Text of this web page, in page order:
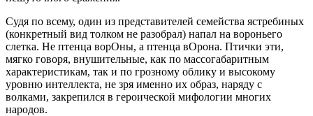
Судя по всему, один из представителей семейства ястребиных
(конкретный вид толком не разобрал) напал на вороньего
слетка. Не птенца ворОны, а птенца вОрона. Птички эти,
мягко говоря, внушительные, как по массогабаритным
характеристикам, так и по грозному облику и высокому
уровню интеллекта, не зря именно их образ, наряду с
волками, закрепился в героической мифологии многих
народов.